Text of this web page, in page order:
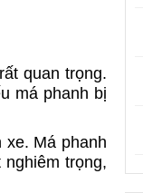
quan trọng.
má phanh bị
Má phanh
trọng,